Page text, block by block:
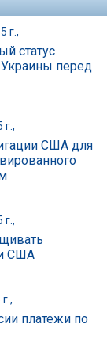
г.,
статус
перед
г.,
США для
г.,
США
платежи по